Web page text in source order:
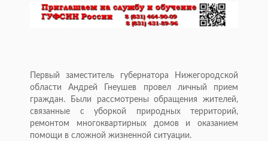
Первый заместитель губернатора Нижегородской
области Андрей Гнеушев провел личный прием
граждан. Были рассмотрены обращения жителей,
связанные с уборкой природных территорий,
ремонтом многоквартирных домов и оказанием
помощи в сложной жизненной ситуации.